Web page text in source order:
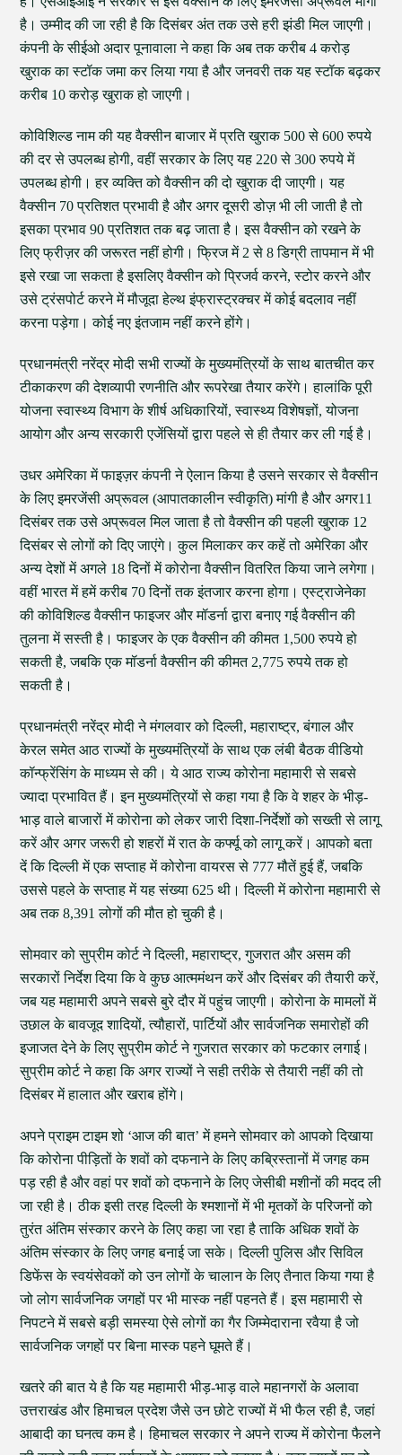
है। उम्मीद की जा रही है कि दिसंबर अंत तक उसे हरी झंडी मिल जाएगी।
कंपनी के सीईओ अदार पूनावाला ने कहा कि अब तक करीब 4 करोड़
खुराक का स्टॉक जमा कर लिया गया है और जनवरी तक यह स्टॉक बढ़कर
करीब 10 करोड़ खुराक हो जाएगी।
कोविशिल्ड नाम की यह वैक्सीन बाजार में प्रति खुराक 500 से 600 रुपये
की दर से उपलब्ध होगी, वहीं सरकार के लिए यह 220 से 300 रुपये में
उपलब्ध होगी। हर व्यक्ति को वैक्सीन की दो खुराक दी जाएगी। यह
वैक्सीन 70 प्रतिशत प्रभावी है और अगर दूसरी डोज़ भी ली जाती है तो
इसका प्रभाव 90 प्रतिशत तक बढ़ जाता है। इस वैक्सीन को रखने के
लिए फ्रीज़र की जरूरत नहीं होगी। फ्रिज में 2 से 8 डिग्री तापमान में भी
इसे रखा जा सकता है इसलिए वैक्सीन को प्रिजर्व करने, स्टोर करने और
उसे ट्रंसपोर्ट करने में मौजूदा हेल्थ इंफ्रास्ट्रक्चर में कोई बदलाव नहीं
करना पड़ेगा। कोई नए इंतजाम नहीं करने होंगे।
प्रधानमंत्री नरेंद्र मोदी सभी राज्यों के मुख्यमंत्रियों के साथ बातचीत कर
टीकाकरण की देशव्यापी रणनीति और रूपरेखा तैयार करेंगे। हालांकि पूरी
योजना स्वास्थ्य विभाग के शीर्ष अधिकारियों, स्वास्थ्य विशेषज्ञों, योजना
आयोग और अन्य सरकारी एजेंसियों द्वारा पहले से ही तैयार कर ली गई है।
उधर अमेरिका में फाइज़र कंपनी ने ऐलान किया है उसने सरकार से वैक्सीन
के लिए इमरजेंसी अप्रूवल (आपातकालीन स्वीकृति) मांगी है और अगर11
दिसंबर तक उसे अप्रूवल मिल जाता है तो वैक्सीन की पहली खुराक 12
दिसंबर से लोगों को दिए जाएंगे। कुल मिलाकर कर कहें तो अमेरिका और
अन्य देशों में अगले 18 दिनों में कोरोना वैक्सीन वितरित किया जाने लगेगा।
वहीं भारत में हमें करीब 70 दिनों तक इंतजार करना होगा। एस्ट्राजेनेका
की कोविशिल्ड वैक्सीन फाइजर और मॉडर्ना द्वारा बनाए गई वैक्सीन की
तुलना में सस्ती है। फाइजर के एक वैक्सीन की कीमत 1,500 रुपये हो
सकती है, जबकि एक मॉडर्ना वैक्सीन की कीमत 2,775 रुपये तक हो
सकती है।
प्रधानमंत्री नरेंद्र मोदी ने मंगलवार को दिल्ली, महाराष्ट्र, बंगाल और
केरल समेत आठ राज्यों के मुख्यमंत्रियों के साथ एक लंबी बैठक वीडियो
कॉन्फ्रेंसिंग के माध्यम से की। ये आठ राज्य कोरोना महामारी से सबसे
ज्यादा प्रभावित हैं। इन मुख्यमंत्रियों से कहा गया है कि वे शहर के भीड़-
भाड़ वाले बाजारों में कोरोना को लेकर जारी दिशा-निर्देशों को सख्ती से लागू
करें और अगर जरूरी हो शहरों में रात के कर्फ्यू को लागू करें। आपको बता
दें कि दिल्ली में एक सप्ताह में कोरोना वायरस से 777 मौतें हुई हैं, जबकि
उससे पहले के सप्ताह में यह संख्या 625 थी। दिल्ली में कोरोना महामारी से
अब तक 8,391 लोगों की मौत हो चुकी है।
सोमवार को सुप्रीम कोर्ट ने दिल्ली, महाराष्ट्र, गुजरात और असम की
सरकारों निर्देश दिया कि वे कुछ आत्ममंथन करें और दिसंबर की तैयारी करें,
जब यह महामारी अपने सबसे बुरे दौर में पहुंच जाएगी। कोरोना के मामलों में
उछाल के बावजूद शादियों, त्यौहारों, पार्टियों और सार्वजनिक समारोहों की
इजाजत देने के लिए सुप्रीम कोर्ट ने गुजरात सरकार को फटकार लगाई।
सुप्रीम कोर्ट ने कहा कि अगर राज्यों ने सही तरीके से तैयारी नहीं की तो
दिसंबर में हालात और खराब होंगे।
अपने प्राइम टाइम शो ‘आज की बात’ में हमने सोमवार को आपको दिखाया
कि कोरोना पीड़ितों के शवों को दफनाने के लिए कब्रिस्तानों में जगह कम
पड़ रही है और वहां पर शवों को दफनाने के लिए जेसीबी मशीनों की मदद ली
जा रही है। ठीक इसी तरह दिल्ली के श्मशानों में भी मृतकों के परिजनों को
तुरंत अंतिम संस्कार करने के लिए कहा जा रहा है ताकि अधिक शवों के
अंतिम संस्कार के लिए जगह बनाई जा सके। दिल्ली पुलिस और सिविल
डिफेंस के स्वयंसेवकों को उन लोगों के चालान के लिए तैनात किया गया है
जो लोग सार्वजनिक जगहों पर भी मास्क नहीं पहनते हैं। इस महामारी से
निपटने में सबसे बड़ी समस्या ऐसे लोगों का गैर जिम्मेदाराना रवैया है जो
सार्वजनिक जगहों पर बिना मास्क पहने घूमते हैं।
खतरे की बात ये है कि यह महामारी भीड़-भाड़ वाले महानगरों के अलावा
उत्तराखंड और हिमाचल प्रदेश जैसे उन छोटे राज्यों में भी फैल रही है, जहां
आबादी का घनत्व कम है। हिमाचल सरकार ने अपने राज्य में कोरोना फैलने